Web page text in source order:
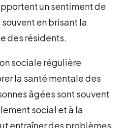
un sentiment de
en brisant la
des résidents.
sociale régulière
la santé mentale des
âgées sont souvent
social et à la
entraîner des problèmes